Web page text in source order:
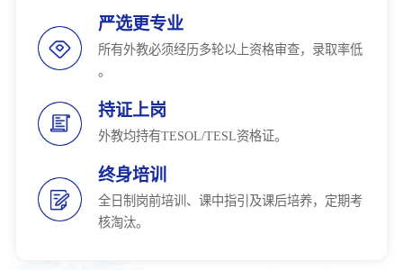
严选更专业
所有外教必须经历多轮以上资格审查，录取率低
。
持证上岗
外教均持有TESOL/TESL资格证。
终身培训
全日制岗前培训、课中指引及课后培养，定期考
核淘汰。